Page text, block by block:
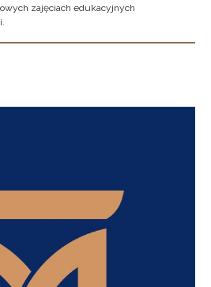
zajęciach edukacyjnych